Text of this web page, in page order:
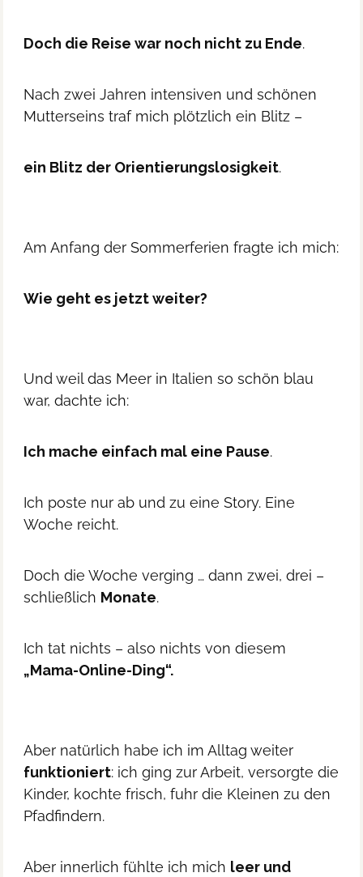
Doch die Reise war noch nicht zu Ende.
Nach zwei Jahren intensiven und schönen
Mutterseins traf mich plötzlich ein Blitz –
ein Blitz der Orientierungslosigkeit.
Am Anfang der Sommerferien fragte ich mich:
Wie geht es jetzt weiter?
Und weil das Meer in Italien so schön blau
war, dachte ich:
Ich mache einfach mal eine Pause.
Ich poste nur ab und zu eine Story. Eine
Woche reicht.
Doch die Woche verging … dann zwei, drei –
schließlich Monate.
Ich tat nichts – also nichts von diesem
„Mama-Online-Ding“.
Aber natürlich habe ich im Alltag weiter
funktioniert: ich ging zur Arbeit, versorgte die
Kinder, kochte frisch, fuhr die Kleinen zu den
Pfadfindern.
Aber innerlich fühlte ich mich leer und